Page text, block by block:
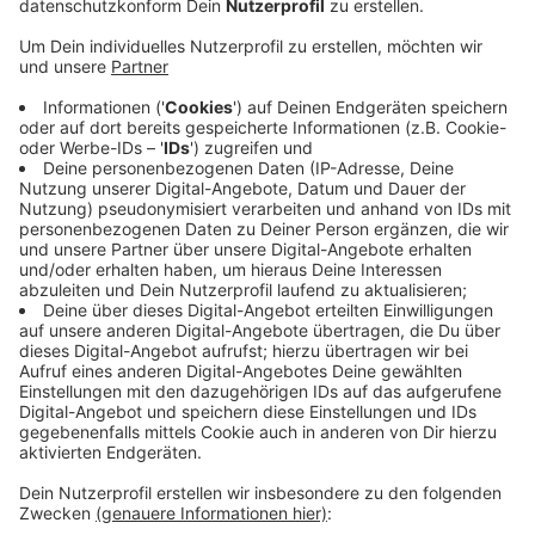
Aus diesen "schwerwiegenden Gründen" werde die
Sonntagspflicht ausgesetzt. Auch die Bäder und
Saunen in Düsseldorf haben ab heute (Montag, 16.
März 2020) wegen Corona zu. Das hat die
Bädergesellschaft am Wochenende mitgeteilt.
Demnach bleiben alle städtischen Bäder und
Saunaanlagen bis mindestens zum Ende der
Osterferien (Sonntag, 19. April 2020) geschlossen. Mit
der Maßnahme will die Bädergesellschaft verhindern,
dass sich das Virus weiter verbreitet. Laut dem Erlass
des Landes hätten die Bäder heute noch öffnen
dürfen.